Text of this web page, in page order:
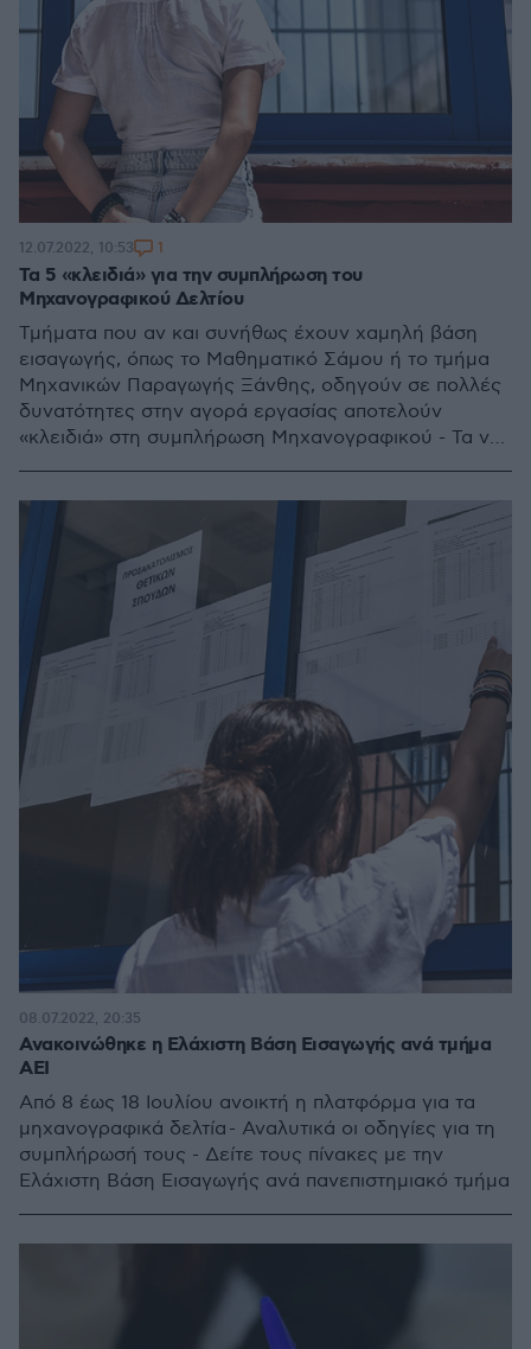
Τα 5 «κλειδιά» για την συμπλήρωση του
Μηχανογραφικού Δελτίου
Τμήματα που αν και συνήθως έχουν χαμηλή βάση
εισαγωγής, όπως το Μαθηματικό Σάμου ή το τμήμα
Μηχανικών Παραγωγής Ξάνθης, οδηγούν σε πολλές
δυνατότητες στην αγορά εργασίας αποτελούν
«κλειδιά» στη συμπλήρωση Μηχανογραφικού - Τα νέα
12.07.2022, 10:53 1
Ανακοινώθηκε η Ελάχιστη Βάση Εισαγωγής ανά τμήμα
ΑΕΙ
Από 8 έως 18 Ιουλίου ανοικτή η πλατφόρμα για τα
μηχανογραφικά δελτία - Αναλυτικά οι οδηγίες για τη
συμπλήρωσή τους - Δείτε τους πίνακες με την
Ελάχιστη Βάση Εισαγωγής ανά πανεπιστημιακό τμήμα
08.07.2022, 20:35